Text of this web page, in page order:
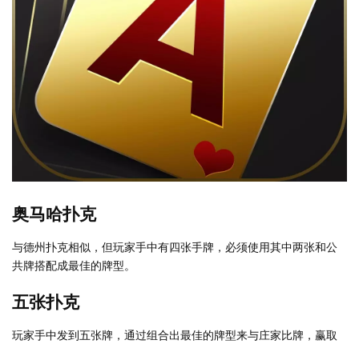
奥马哈扑克
与德州扑克相似，但玩家手中有四张手牌，必须使用其中两张和公
共牌搭配成最佳的牌型。
五张扑克
玩家手中发到五张牌，通过组合出最佳的牌型来与庄家比牌，赢取